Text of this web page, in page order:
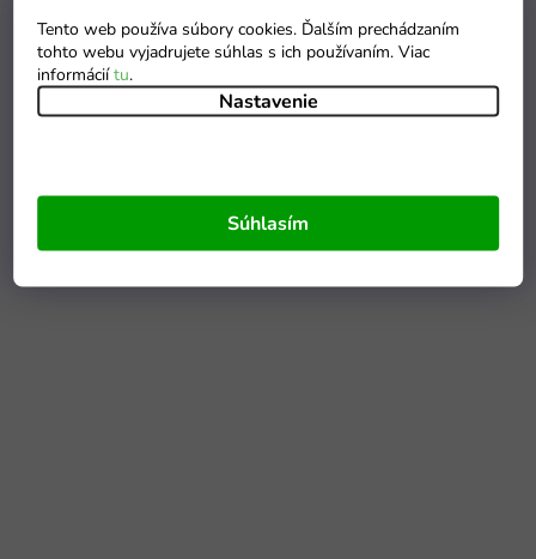
Tento web používa súbory cookies. Ďalším prechádzaním
tohto webu vyjadrujete súhlas s ich používaním. Viac
informáciítu.
Nastavenie
Súhlasím